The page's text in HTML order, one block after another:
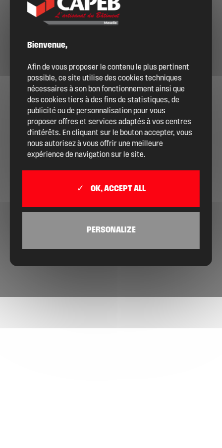
DEVENIR ADHÉRENT
Bienvenue,
Afin de vous proposer le contenu le plus pertinent
possible, ce site utilise des cookies techniques
nécessaires à son bon fonctionnement ainsi que
des cookies tiers à des fins de statistiques, de
publicité ou de personnalisation pour vous
proposer offres et services adaptés à vos centres
d'intérêts. En cliquant sur le bouton accepter, vous
nous autorisez à vous offrir une meilleure
expérience de navigation sur le site.
OK, ACCEPT ALL
PERSONALIZE